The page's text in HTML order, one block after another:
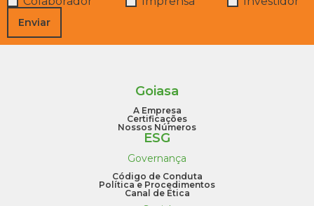
Enviar
Goiasa
A Empresa
Certificações
Nossos Números
ESG
Governança
Código de Conduta
Política e Procedimentos
Canal de Ética